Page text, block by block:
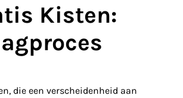
Kisten:
die een verscheidenheid aan